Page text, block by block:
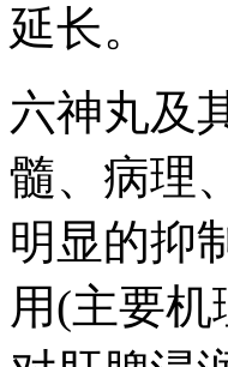
延长。
六神丸及
髓、病理
明显的抑
用(主要